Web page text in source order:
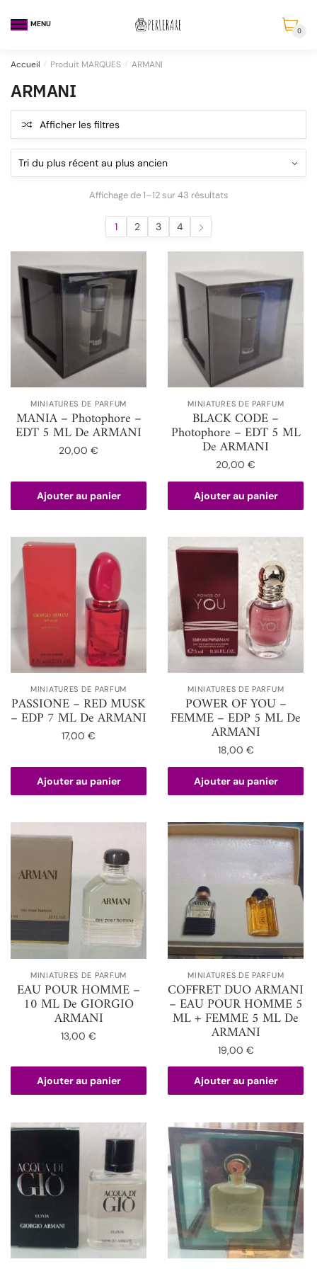
MENU
0
Accueil / Produit MARQUES / ARMANI
ARMANI
Afficher les filtres
Affichage de 1–12 sur 43 résultats
1 2 3 4
MINIATURES DE PARFUM
MANIA – Photophore –
EDT 5 ML De ARMANI
20,00€
Ajouter au panier
MINIATURES DE PARFUM
BLACK CODE –
Photophore – EDT 5 ML
De ARMANI
20,00€
Ajouter au panier
MINIATURES DE PARFUM
PASSIONE – RED MUSK
– EDP 7 ML De ARMANI
17,00€
Ajouter au panier
MINIATURES DE PARFUM
POWER OF YOU –
FEMME – EDP 5 ML De
ARMANI
18,00 €
Ajouter au panier
MINIATURES DE PARFUM
EAU POUR HOMME –
10 ML De GIORGIO
ARMANI
13,00€
Ajouter au panier
MINIATURES DE PARFUM
COFFRET DUO ARMANI
– EAU POUR HOMME 5
ML + FEMME 5 ML De
ARMANI
19,00 €
Ajouter au panier